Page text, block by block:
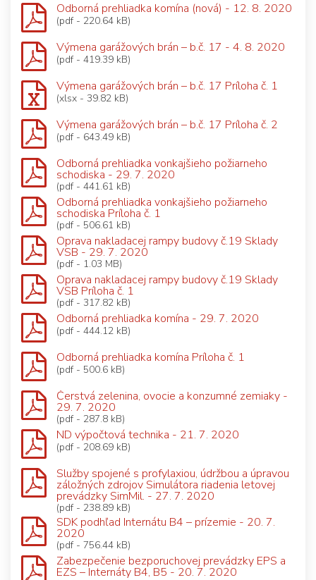
Odborná prehliadka komína (nová) - 12. 8. 2020
(pdf - 220.64 kB)
Výmena garážových brán – b.č. 17 - 4. 8. 2020
(pdf - 419.39 kB)
Výmena garážových brán – b.č. 17 Príloha č. 1
(xlsx - 39.82 kB)
Výmena garážových brán – b.č. 17 Príloha č. 2
(pdf - 643.49 kB)
Odborná prehliadka vonkajšieho požiarneho
schodiska - 29. 7. 2020
(pdf - 441.61 kB)
Odborná prehliadka vonkajšieho požiarneho
schodiska Príloha č. 1
(pdf - 506.61 kB)
Oprava nakladacej rampy budovy č.19 Sklady
VSB - 29. 7. 2020
(pdf - 1.03 MB)
Oprava nakladacej rampy budovy č.19 Sklady
VSB Príloha č. 1
(pdf - 317.82 kB)
Odborná prehliadka komína - 29. 7. 2020
(pdf - 444.12 kB)
Odborná prehliadka komína Príloha č. 1
(pdf - 500.6 kB)
Čerstvá zelenina, ovocie a konzumné zemiaky -
29. 7. 2020
(pdf - 287.8 kB)
ND výpočtová technika - 21. 7. 2020
(pdf - 208.69 kB)
Služby spojené s profylaxiou, údržbou a úpravou
záložných zdrojov Simulátora riadenia letovej
prevádzky SimMil. - 27. 7. 2020
(pdf - 238.89 kB)
SDK podhľad Internátu B4 – prízemie - 20. 7.
2020
(pdf - 756.44 kB)
Zabezpečenie bezporuchovej prevádzky EPS a
EZS – Internáty B4, B5 - 20. 7. 2020